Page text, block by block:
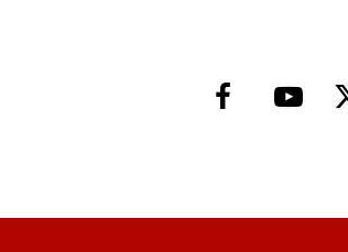
FacebookYoutubeX